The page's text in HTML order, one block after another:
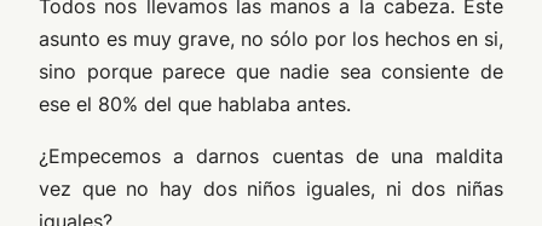
Todos nos llevamos las manos a la cabeza. Este
asunto es muy grave, no sólo por los hechos en si,
sino porque parece que nadie sea consiente de
ese el 80% del que hablaba antes.
¿Empecemos a darnos cuentas de una maldita
vez que no hay dos niños iguales, ni dos niñas